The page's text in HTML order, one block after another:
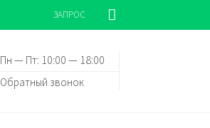
ЗАПРОС
Пн — Пт: 10:00 — 18:00
Обратный звонок